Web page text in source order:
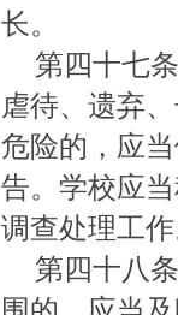
长。
第四十七条
虐待、遗弃
危险的，应
告。学校应
调查处理工
第四十八条